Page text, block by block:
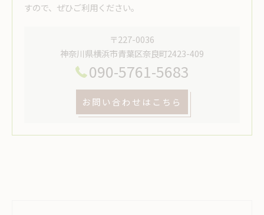
すので、ぜひご利用ください。
〒227-0036
神奈川県横浜市青葉区奈良町2423-409
090-5761-5683
お問い合わせはこちら